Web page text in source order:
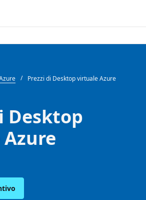
Prezzi di Desktop virtuale Azure
Desktop